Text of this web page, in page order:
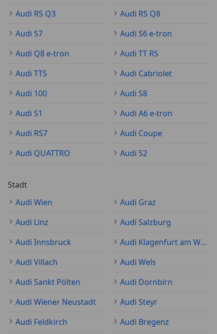
Audi RS Q3
Audi RS Q8
Audi S7
Audi S6 e-tron
Audi Q8 e-tron
Audi TT RS
Audi TTS
Audi Cabriolet
Audi 100
Audi S8
Audi S1
Audi A6 e-tron
Audi RS7
Audi Coupe
Audi QUATTRO
Audi S2
Stadt
Audi Wien
Audi Graz
Audi Linz
Audi Salzburg
Audi Innsbruck
Audi Klagenfurt am Wörthersee
Audi Villach
Audi Wels
Audi Sankt Pölten
Audi Dornbirn
Audi Wiener Neustadt
Audi Steyr
Audi Feldkirch
Audi Bregenz